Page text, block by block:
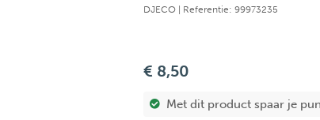
DJECO | Referentie: 99973235
€ 8,50
Met dit product spaar je